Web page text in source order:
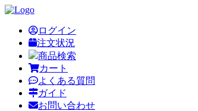
ログイン
注文状況
商品検索
カート
よくある質問
ガイド
お問い合わせ